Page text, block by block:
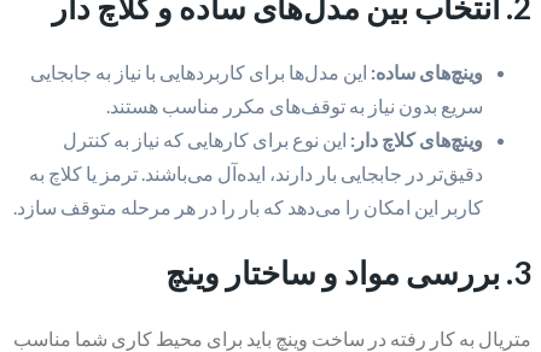
وینچ‌های ساده: این مدل‌ها برای کاربردهایی با نیاز به جابجایی
سریع بدون نیاز به توقف‌های مکرر مناسب هستند.
وینچ‌های کلاچ دار: این نوع برای کارهایی که نیاز به کنترل
دقیق‌تر در جابجایی بار دارند، ایده‌آل می‌باشند. ترمز یا کلاچ به
کاربر این امکان را می‌دهد که بار را در هر مرحله متوقف سازد.
3. بررسی مواد و ساختار وینچ
متریال به کار رفته در ساخت وینچ باید برای محیط کاری شما مناسب